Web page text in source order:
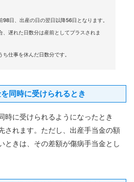
日、出産の日の翌日以降56日となります。
遅れた日数分は産前としてプラスされま
仕事を休んだ日数分です。
同時に受けられるとき
時に受けられるようになったとき
されます。ただし、出産手当金の額
ときは、その差額が傷病手当金とし